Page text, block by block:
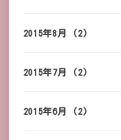
2015年8月 (2)
2015年7月 (2)
2015年6月 (2)